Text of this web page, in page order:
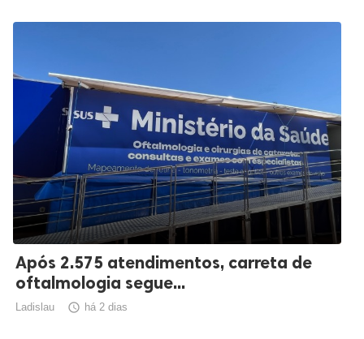
Após 2.575 atendimentos, carreta de
oftalmologia segue...
Ladislau  há 2 dias